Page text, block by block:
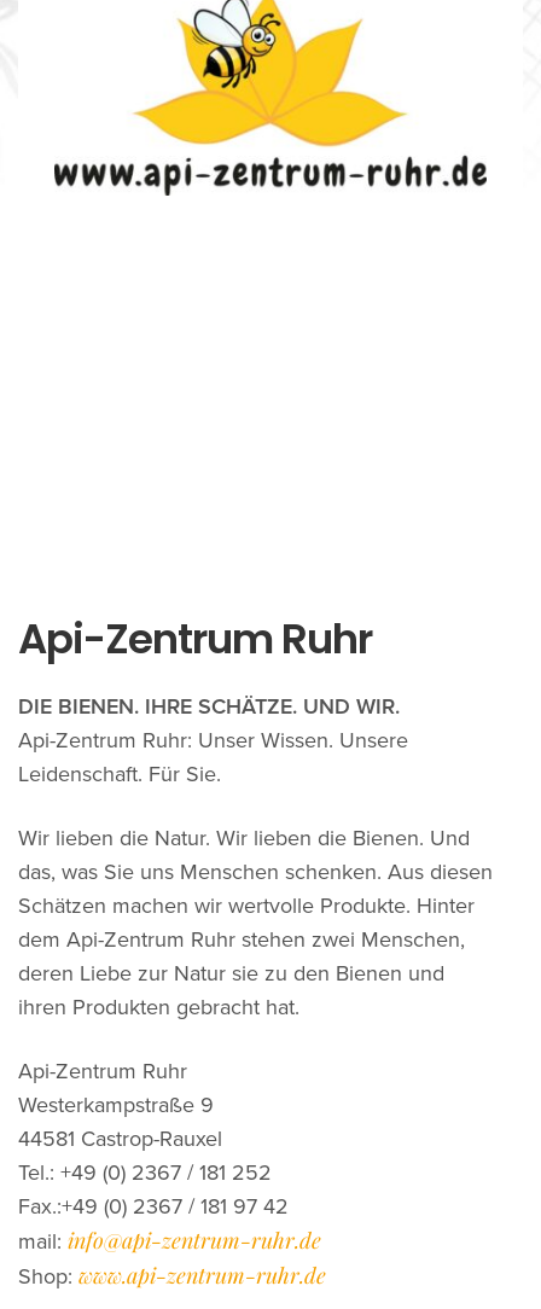
Api-Zentrum Ruhr
DIE BIENEN. IHRE SCHÄTZE. UND WIR.
Api-Zentrum Ruhr: Unser Wissen. Unsere
Leidenschaft. Für Sie.
Wir lieben die Natur. Wir lieben die Bienen. Und
das, was Sie uns Menschen schenken. Aus diesen
Schätzen machen wir wertvolle Produkte. Hinter
dem Api-Zentrum Ruhr stehen zwei Menschen,
deren Liebe zur Natur sie zu den Bienen und
ihren Produkten gebracht hat.
Api-Zentrum Ruhr
Westerkampstraße 9
44581 Castrop-Rauxel
Tel.: +49 (0) 2367 / 181 252
Fax.:+49 (0) 2367 / 181 97 42
mail:info@api-zentrum-ruhr.de
Shop:www.api-zentrum-ruhr.de